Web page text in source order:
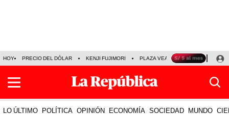
HOY PRECIO DEL DÓLAR KENJI FUJIMORI PLAZA VEA FERIADOS
LO ÚLTIMO POLÍTICA OPINIÓN ECONOMÍA SOCIEDAD MUNDO